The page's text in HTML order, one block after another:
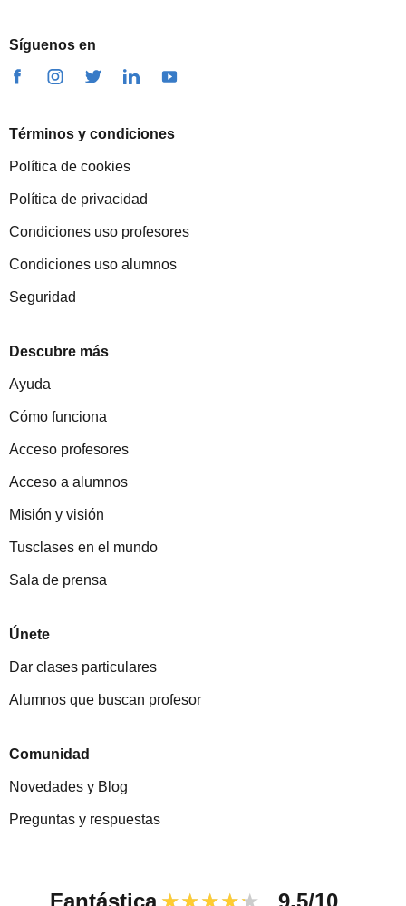
Síguenos en
Términos y condiciones
Política de cookies
Política de privacidad
Condiciones uso profesores
Condiciones uso alumnos
Seguridad
Descubre más
Ayuda
Cómo funciona
Acceso profesores
Acceso a alumnos
Misión y visión
Tusclases en el mundo
Sala de prensa
Únete
Dar clases particulares
Alumnos que buscan profesor
Comunidad
Novedades y Blog
Preguntas y respuestas
Fantástica ★★★★★ 9,5/10